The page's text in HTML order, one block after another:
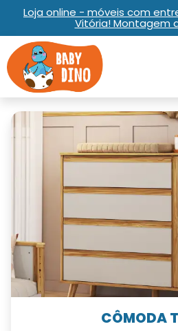
Loja online - móveis com
Vitória! Montagem
CÔMODA